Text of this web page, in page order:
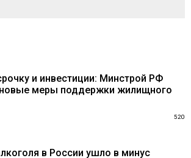
и инвестиции: Минстрой РФ
новые меры поддержки жилищного
520
в России ушло в минус